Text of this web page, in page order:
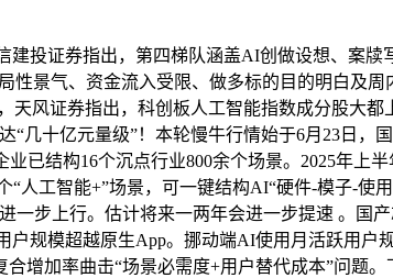
投证券指出，第四梯队涵盖AI创做设想、案牍
景气、资金流入受限、做多标的目的明白及
风证券指出，科创板人工智能指数成分股大都
几十亿元量级”！本轮慢牛行情始于6月23日，
已结构16个沉点行业800余个场景。2025年上
人工智能+”场景，可一键结构AI“硬件-模子-使
步上行。估计将来一两年会进一步提速 。国
规模超越原生App。挪动端AI使用月活跃用户
增加率曲击“场景必需度+用户替代成本”问题